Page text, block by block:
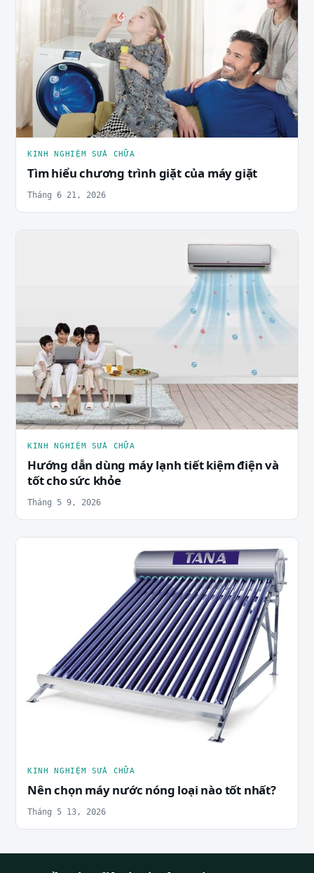
KINH NGHIỆM SỬA CHỮA
Tìm hiểu chương trình giặt của máy giặt
Tháng 6 21, 2026
KINH NGHIỆM SỬA CHỮA
Hướng dẫn dùng máy lạnh tiết kiệm điện và
tốt cho sức khỏe
Tháng 5 9, 2026
KINH NGHIỆM SỬA CHỮA
Nên chọn máy nước nóng loại nào tốt nhất?
Tháng 5 13, 2026